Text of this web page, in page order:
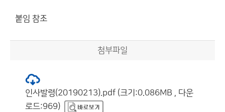
붙임 참조
첨부파일
인사발령(20190213).pdf (크기:0.086MB , 다운
로드:969)